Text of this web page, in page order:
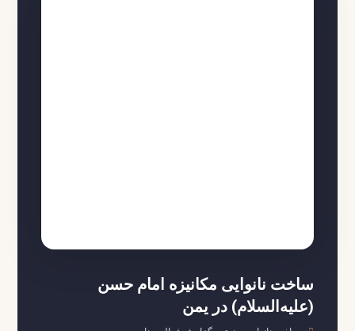
ساخت نانوایی مکانیزه امام حسن
(علیه‌السلام) در یمن